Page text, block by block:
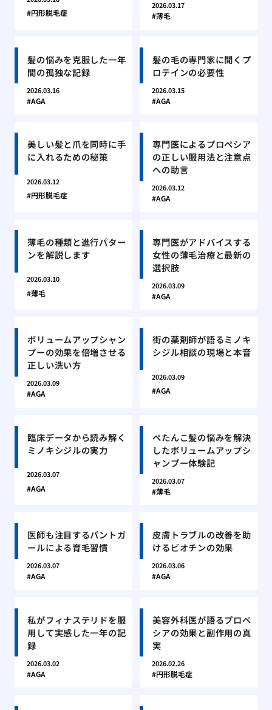
円形脱毛症
2026.03.17
薄毛
髪の悩みを克服した一年
間の孤独な記録
2026.03.16
AGA
髪の毛の専門家に聞くプ
ロテインの必要性
2026.03.15
AGA
美しい髪と爪を同時に手
に入れるための秘策
2026.03.12
円形脱毛症
専門医によるプロペシア
の正しい服用法と注意点
への助言
2026.03.12
AGA
薄毛の種類と進行パター
ンを解説します
2026.03.10
薄毛
専門医がアドバイスする
女性の薄毛治療と最新の
選択肢
2026.03.09
AGA
ボリュームアップシャン
プーの効果を倍増させる
正しい洗い方
2026.03.09
AGA
街の薬剤師が語るミノキ
シジル相談の現場と本音
2026.03.09
AGA
臨床データから読み解く
ミノキシジルの実力
2026.03.07
AGA
ぺたんこ髪の悩みを解決
したボリュームアップシ
ャンプー体験記
2026.03.07
薄毛
医師も注目するパントガ
ールによる育毛習慣
2026.03.07
AGA
皮膚トラブルの改善を助
けるビオチンの効果
2026.03.06
AGA
私がフィナステリドを服
用して実感した一年の記
録
2026.03.02
AGA
美容外科医が語るプロペ
シアの効果と副作用の真
実
2026.02.26
円形脱毛症